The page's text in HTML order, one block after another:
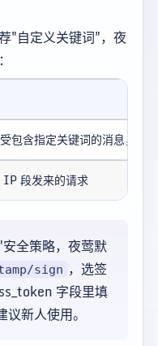
"自定义关键词"，夜
包含指定关键词的消息，最
IP 段发来的请求
全策略，夜莺默
sign ，选签
字段里填
新人使用。